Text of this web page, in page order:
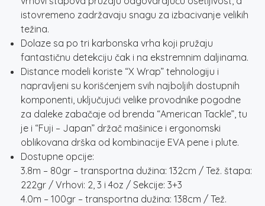
istovremeno zadržavaju snagu za izbacivanje velikih
težina.
Dolaze sa po tri karbonska vrha koji pružaju
fantastičnu detekciju čak i na ekstremnim daljinama.
Distance modeli koriste “X Wrap” tehnologiju i
napravljeni su korišćenjem svih najboljih dostupnih
komponenti, uključujući velike provodnike pogodne
za daleke zabačaje od brenda “American Tackle”, tu
je i “Fuji – Japan” držač mašinice i ergonomski
oblikovana drška od kombinacije EVA pene i plute.
Dostupne opcije:
3.8m – 80gr – transportna dužina: 132cm / Tež. štapa:
222gr / Vrhovi: 2, 3 i 4oz / Sekcije: 3+3
4.0m – 100gr – transportna dužina: 138cm / Tež.